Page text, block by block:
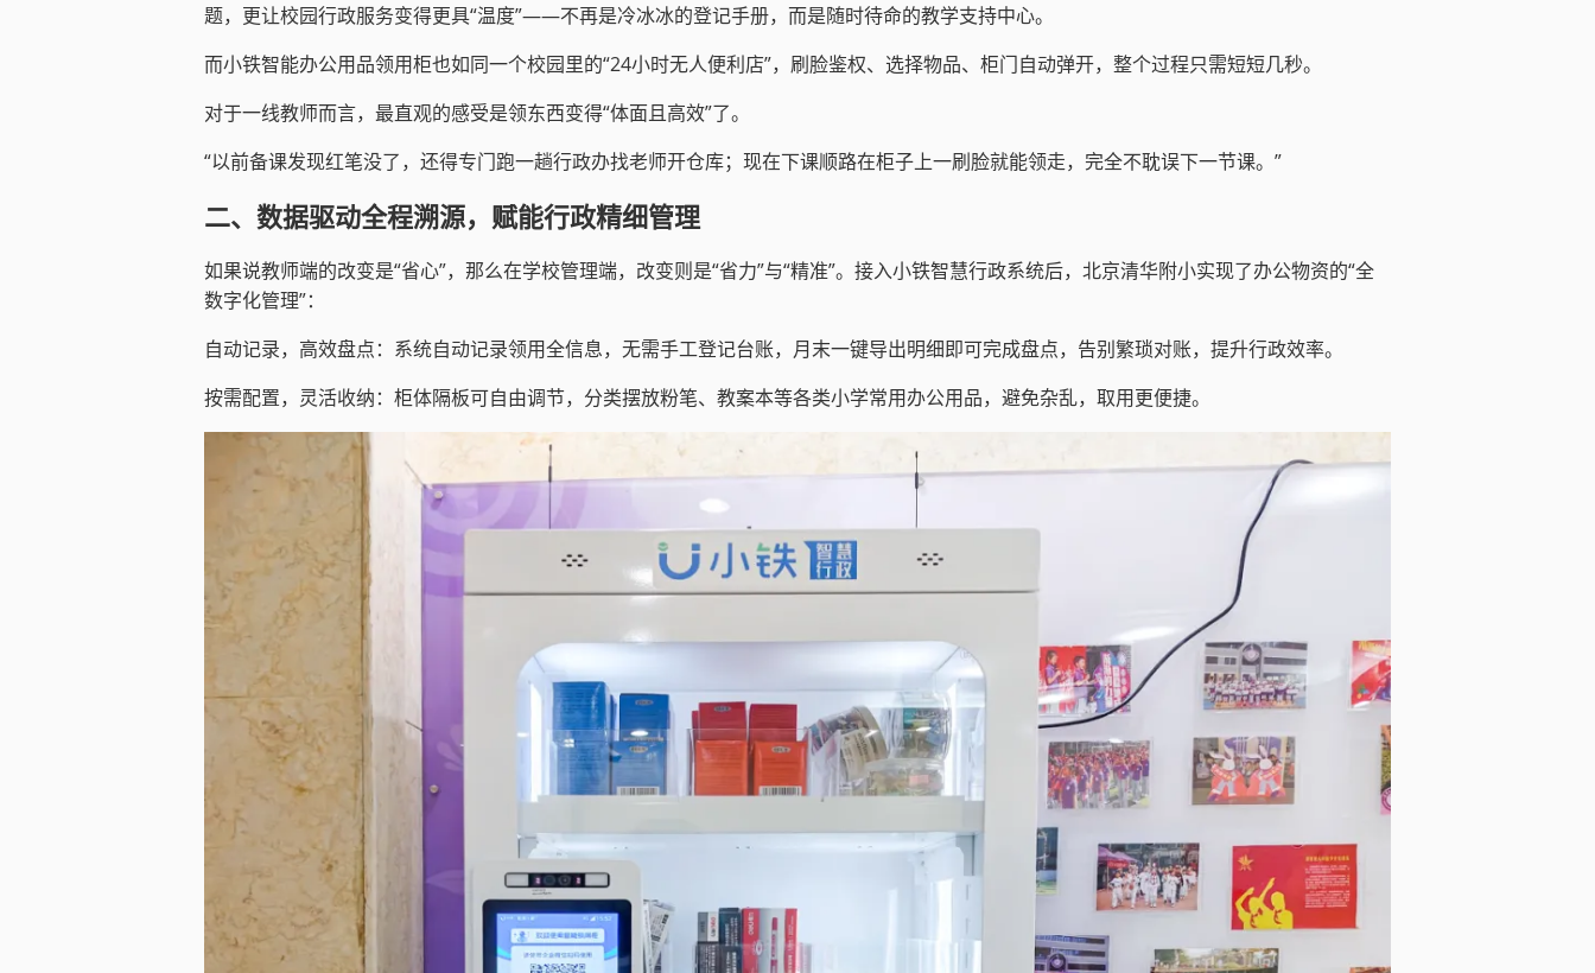
题，更让校园行政服务变得更具“温度”——不再是冷冰冰的登记手册，而是随时待命的教学支持中心。
而小铁智能办公用品领用柜也如同一个校园里的“24小时无人便利店”，刷脸鉴权、选择物品、柜门自动弹开，整个过程只需短短几秒。
对于一线教师而言，最直观的感受是领东西变得“体面且高效”了。
“以前备课发现红笔没了，还得专门跑一趟行政办找老师开仓库；现在下课顺路在柜子上一刷脸就能领走，完全不耽误下一节课。”
二、数据驱动全程溯源，赋能行政精细管理
如果说教师端的改变是“省心”，那么在学校管理端，改变则是“省力”与“精准”。接入小铁智慧行政系统后，北京清华附小实现了办公物资的“全
数字化管理”：
自动记录，高效盘点：系统自动记录领用全信息，无需手工登记台账，月末一键导出明细即可完成盘点，告别繁琐对账，提升行政效率。
按需配置，灵活收纳：柜体隔板可自由调节，分类摆放粉笔、教案本等各类小学常用办公用品，避免杂乱，取用更便捷。